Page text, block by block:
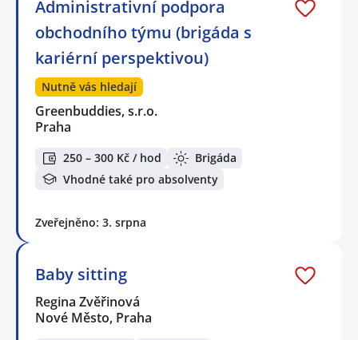
Administrativní podpora
obchodního týmu (brigáda s
kariérní perspektivou)
Nutně vás hledají
Greenbuddies, s.r.o.
Praha
250 – 300 Kč / hod
Brigáda
Vhodné také pro absolventy
Zveřejněno: 3. srpna
Baby sitting
Regina Zvěřinová
Nové Město, Praha